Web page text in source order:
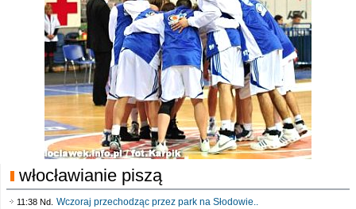
włocławianie piszą
11:38 Nd. Wczoraj przechodząc przez park na Słodowie..